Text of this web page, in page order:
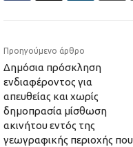
Προηγούμενο άρθρο
Δημόσια πρόσκληση
ενδιαφέροντος για
απευθείας και χωρίς
δημοπρασία μίσθωση
ακινήτου εντός της
γεωγραφικής περιοχής που